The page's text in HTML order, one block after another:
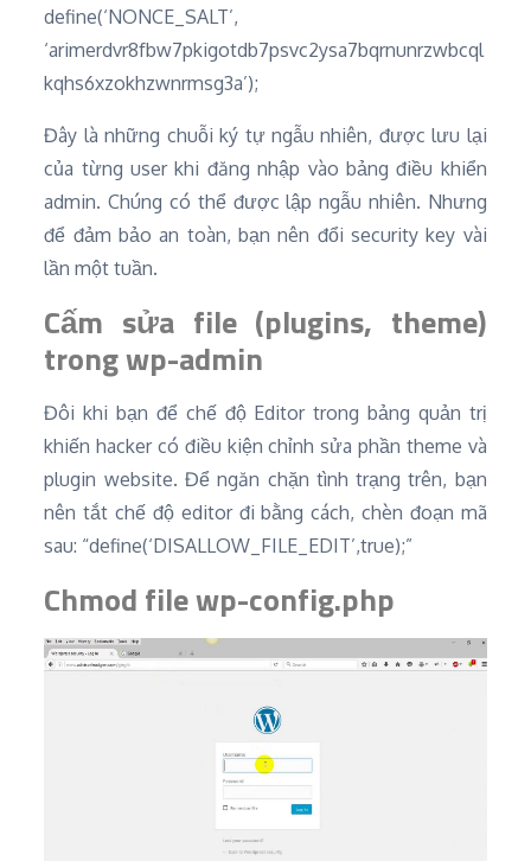
define(‘NONCE_SALT’,
‘arimerdvr8fbw7pkigotdb7psvc2ysa7bqrnunrzwbcql
kqhs6xzokhzwnrmsg3a’);
Đây là những chuỗi ký tự ngẫu nhiên, được lưu lại
của từng user khi đăng nhập vào bảng điều khiển
admin. Chúng có thể được lập ngẫu nhiên. Nhưng
để đảm bảo an toàn, bạn nên đổi security key vài
lần một tuần.
Cấm sửa file (plugins, theme)
trong wp-admin
Đôi khi bạn để chế độ Editor trong bảng quản trị
khiến hacker có điều kiện chỉnh sửa phần theme và
plugin website. Để ngăn chặn tình trạng trên, bạn
nên tắt chế độ editor đi bằng cách, chèn đoạn mã
sau: “define(‘DISALLOW_FILE_EDIT’,true);”
Chmod file wp-config.php